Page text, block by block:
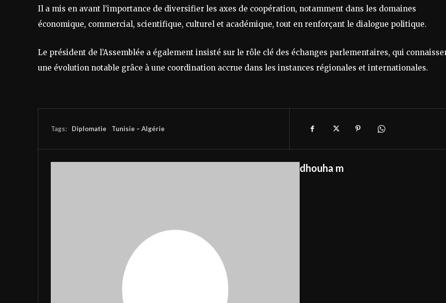
Il a mis en avant l’importance de diversifier les axes de coopération, notamment dans les domaines
économique, commercial, scientifique, culturel et académique, tout en renforçant le dialogue politique.
Le président de l’Assemblée a également insisté sur le rôle clé des échanges parlementaires, qui
une évolution notable grâce à une coordination accrue dans les instances régionales et internationales.
Tags: Diplomatie Tunisie – Algérie
dhouha m